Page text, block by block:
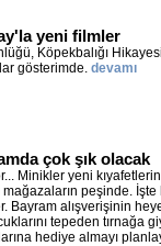
yeni filmler
Köpekbalığı
gösterimde. devamı
çok şık olacak
Minikler yeni
peşinde.
Bayram alışverişinin
tepeden tırnağa
hediye almayı